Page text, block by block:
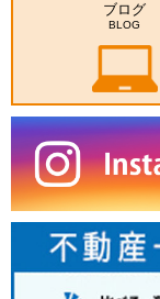
ブログ
BLOG